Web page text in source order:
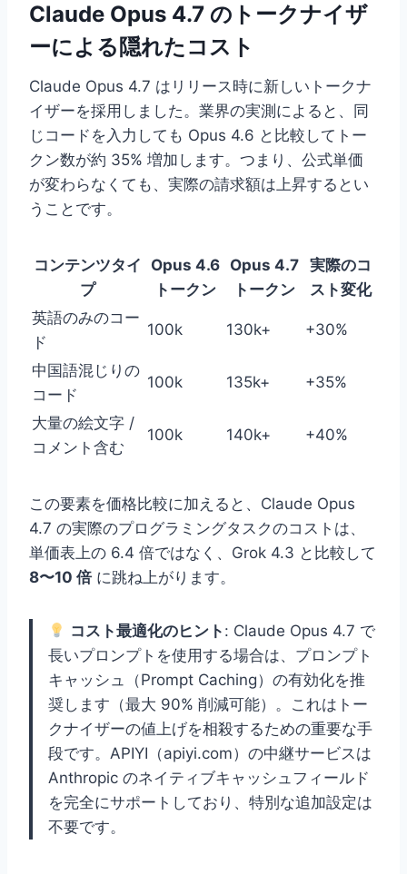
Claude Opus 4.7 のトークナイザ
ーによる隠れたコスト
Claude Opus 4.7 はリリース時に新しいトークナ
イザーを採用しました。業界の実測によると、同
じコードを入力しても Opus 4.6 と比較してトー
クン数が約 35% 増加します。つまり、公式単価
が変わらなくても、実際の請求額は上昇するとい
うことです。
コンテンツタイ
プ
Opus 4.6
トークン
Opus 4.7
トークン
実際のコ
スト変化
英語のみのコー
ド
100k 130k+ +30%
中国語混じりの
コード
100k 135k+ +35%
大量の絵文字 /
コメント含む
100k 140k+ +40%
この要素を価格比較に加えると、Claude Opus
4.7 の実際のプログラミングタスクのコストは、
単価表上の 6.4 倍ではなく、Grok 4.3 と比較して
8〜10 倍に跳ね上がります。
コスト最適化のヒント : Claude Opus 4.7 で
長いプロンプトを使用する場合は、プロンプト
キャッシュ（Prompt Caching）の有効化を推
奨します（最大 90% 削減可能）。これはトー
クナイザーの値上げを相殺するための重要な手
段です。APIYI（apiyi.com）の中継サービスは
Anthropic のネイティブキャッシュフィールド
を完全にサポートしており、特別な追加設定は
不要です。